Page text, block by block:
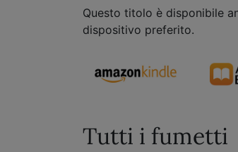
Questo titolo è disponibile
dispositivo preferito.
Tutti i fumetti